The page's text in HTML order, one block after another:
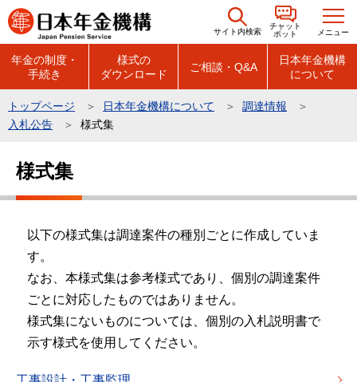
こ
の
の
す
サイト内検索
チャット
ボット
メニュー
年金の制度・
手続き
様式の
ダウンロード
ご相談・Q&A
日本年金機構
について
トップページ 日本年金機構について
調達情報
入札公告
様式集
こ
様式集
以下の様式集は調達案件の種別ごとに作成していま
す。
なお、本様式集は参考様式であり、個別の調達案件
ごとに対応したものではありません。
様式集にないものについては、個別の入札説明書で
示す様式を使用してください。